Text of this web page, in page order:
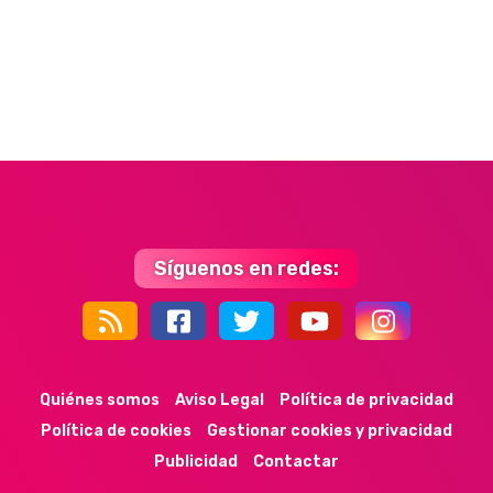
Síguenos en redes:
44k 9k 35k 352
Quiénes somos Aviso Legal
Política de privacidad
Política de cookies
Gestionar cookies y privacidad
Publicidad
Contactar